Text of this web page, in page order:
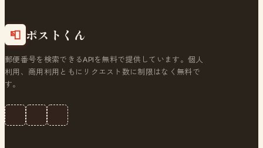
📮 ポストくん
郵便番号を検索できるAPIを無料で提供しています。個人
利用、商用利用ともにリクエスト数に制限はなく無料で
す。